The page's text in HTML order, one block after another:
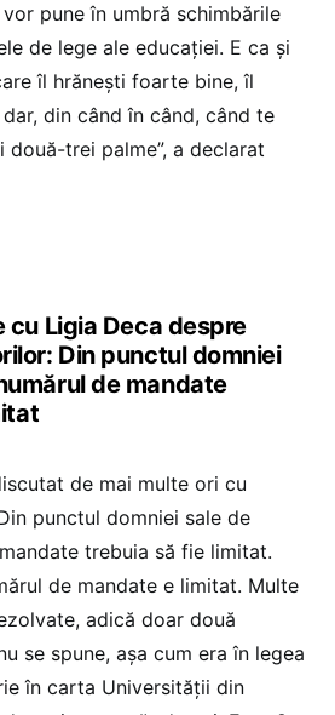
pune în umbră schimbările
de lege ale educației. E ca și
îl hrănești foarte bine, îl
din când în când, când te
două-trei palme”, a declarat
cu Ligia Deca despre
Din punctul domniei
de mandate
de mai multe ori cu
punctul domniei sale de
trebuia să fie limitat.
de mandate e limitat. Multe
adică doar două
se spune, așa cum era în legea
în carta Universității din